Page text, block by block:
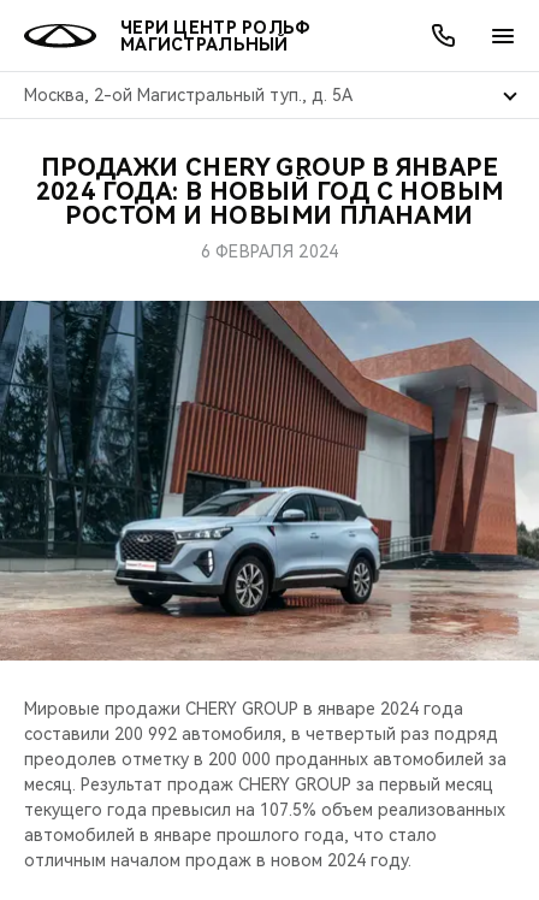
ЧЕРИ ЦЕНТР РОЛЬФ
МАГИСТРАЛЬНЫЙ
Москва, 2-ой Магистральный туп., д. 5А
МОДЕЛИ
КРОССОВЕРЫ
СЕДАНЫ
НОВИНКИ
ПОКУПАТЕЛЯМ
ВЛАДЕЛЬЦАМ
ПОДДЕРЖКА
CHERY CONNECT
МИР CHERY
CHERY В СОЦСЕТЯХ
ЛЮДИ CHERY
БЛАГОТВОРИТЕЛЬНОСТЬ
CHERY REMOTE
CHERY И СПОРТ
НАШИ МЕРОПРИЯТИЯ
ВИДЕООБЗОРЫ
CHERY ДЛЯ ДЕТЕЙ
АКЦИИ
ОНЛАЙН СЕРВИСЫ
О КОМПАНИИ
ПРОДАЖИ CHERY GROUP В ЯНВАРЕ
2024 ГОДА: В НОВЫЙ ГОД С НОВЫМ
РОСТОМ И НОВЫМИ ПЛАНАМИ
6 ФЕВРАЛЯ 2024
Мировые продажи CHERY GROUP в январе 2024 года
составили 200 992 автомобиля, в четвертый раз подряд
преодолев отметку в 200 000 проданных автомобилей за
месяц. Результат продаж CHERY GROUP за первый месяц
текущего года превысил на 107.5% объем реализованных
автомобилей в январе прошлого года, что стало
отличным началом продаж в новом 2024 году.